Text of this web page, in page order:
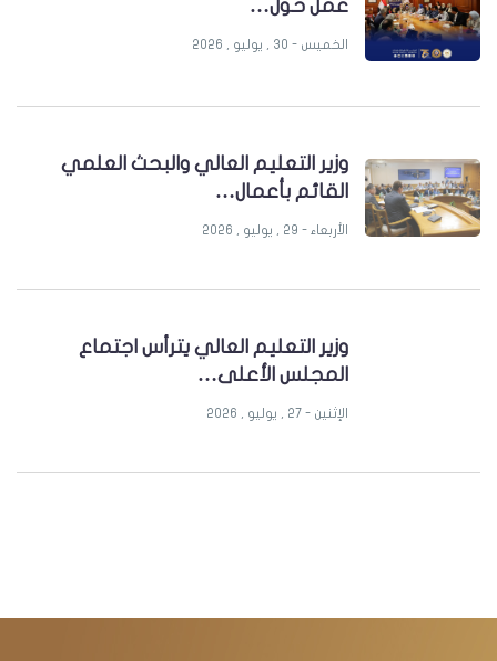
عمل حول…
الخميس - 30 , يوليو , 2026
وزير التعليم العالي والبحث العلمي
القائم بأعمال…
الأربعاء - 29 , يوليو , 2026
وزير التعليم العالي يترأس اجتماع
المجلس الأعلى…
الإثنين - 27 , يوليو , 2026